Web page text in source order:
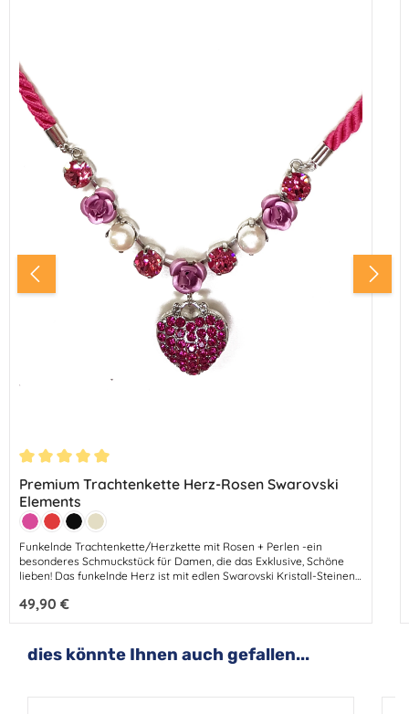
Durchschnittliche Bewertung von 5 von 5 Sternen
Premium Trachtenkette Herz-Rosen Swarovski
Elements
Farbe:
PinkRot Schwarz
Beige
Funkelnde Trachtenkette/Herzkette mit Rosen + Perlen -ein
besonderes Schmuckstück für Damen, die das Exklusive, Schöne
lieben! Das funkelnde Herz ist mit edlen Swarovski Kristall-Steinen
Rosen und Perlen das traumhafte Collier. Eine unglaublich schöne
und edle Trachtenkette zum Dirndl oder ihrem Trachten-Outfit.
cmFarben: Pink - Schwarz - Dunkelrot - Beige/KupferPerlen +
Kristall SwarovskiSpitzenqualität "Made in Germany"
Regulärer Preis:
49,90 €
Produktgalerie überspringen
dies könnte Ihnen auch gefallen...